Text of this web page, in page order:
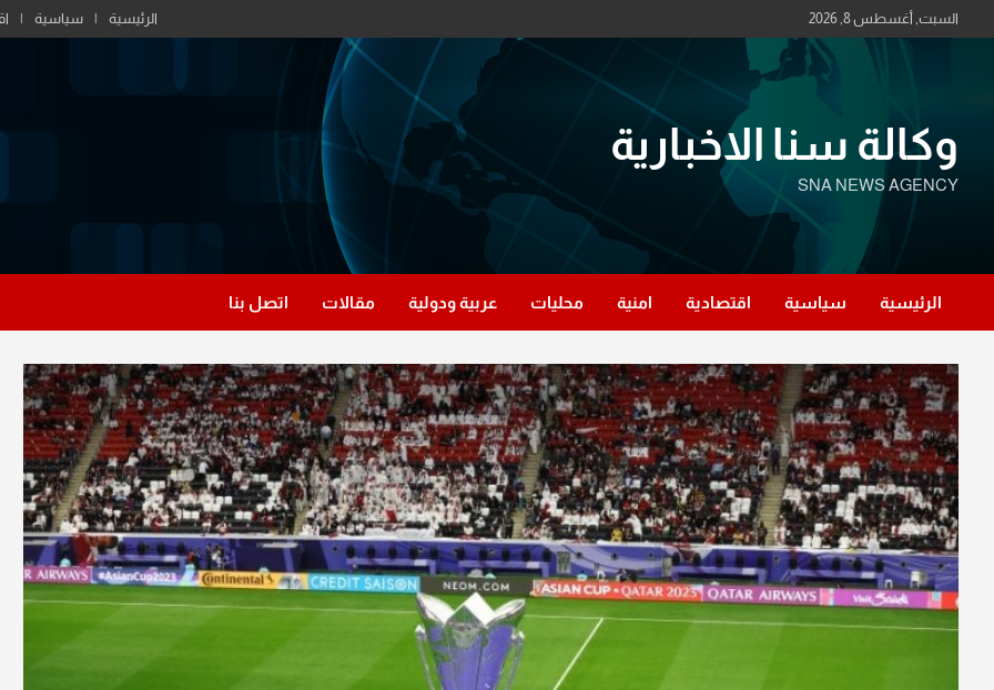
to
السبت, أغسطس 8, 2026 الرئيسية سياسية
وكالة سنا الاخبارية
SNA NEWS AGENCY
الرئيسية سياسية اقتصادية امنية محليات عربية ودولية مقالات اتصل بنا